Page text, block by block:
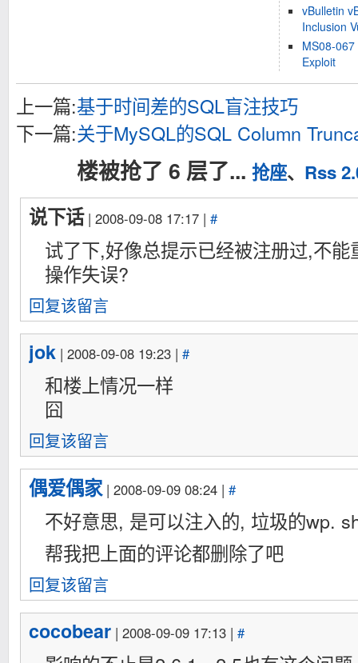
vBulletin
Inclusion
MS08-
Exploit
上一篇:基于时间差的SQL盲注技巧
下一篇:关于MySQL的SQL Column
楼被抢了 6 层了... 抢座、 Rss
说下话| 2008-09-08 17:17 | #
试了下,好像总提示已经被注册过,不
操作失误?
回复该留言
jok | 2008-09-08 19:23 | #
和楼上情况一样
囧
回复该留言
偶爱偶家| 2008-09-09 08:24 | #
不好意思, 是可以注入的, 垃圾的wp.
帮我把上面的评论都删除了吧
回复该留言
cocobear | 2008-09-09 17:13 | #